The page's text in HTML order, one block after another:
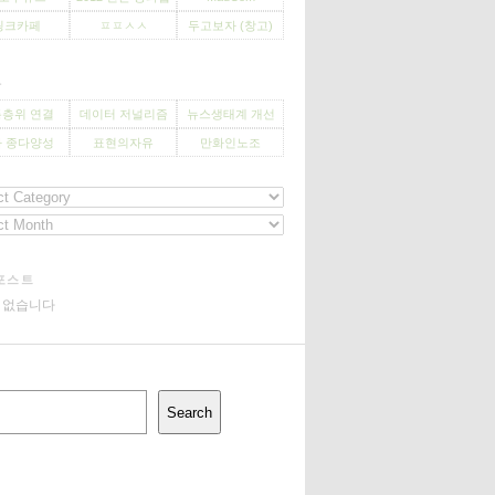
크카페 ㅍㅍㅅㅅ 두고보자 (창고)
위 연결 데이터 저널리즘 뉴스생태계 개선
종다양성 표현의자유 만화인노조
스트
없습니다
Search